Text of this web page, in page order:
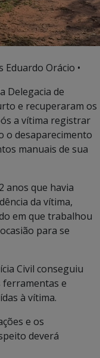
Eduardo Orácio •
Delegacia de
e recuperaram os
a vítima registrar
o desaparecimento
manuais de sua
anos que havia
da vítima,
em que trabalhou
para se
Civil conseguiu
ferramentas e
à vítima.
e os
deverá